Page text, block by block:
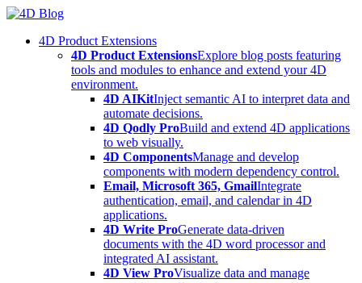
Skip
content4D Product Extensions
4D Product ExtensionsExplore blog posts featuring
tools and modules to enhance and extend your 4D
environment.
4D AIKitInject semantic AI to interpret data and
automate decisions.
4D Qodly ProBuild and extend 4D applications
to web visually.
4D ComponentsManage and develop
components with modern dependency control.
Email, Microsoft 365, GmailIntegrate
authentication, email, and calendar in 4D
applications.
4D Write ProGenerate data-driven
documents with the 4D word processor and
integrated AI assistant.
4D View ProVisualize data and manage